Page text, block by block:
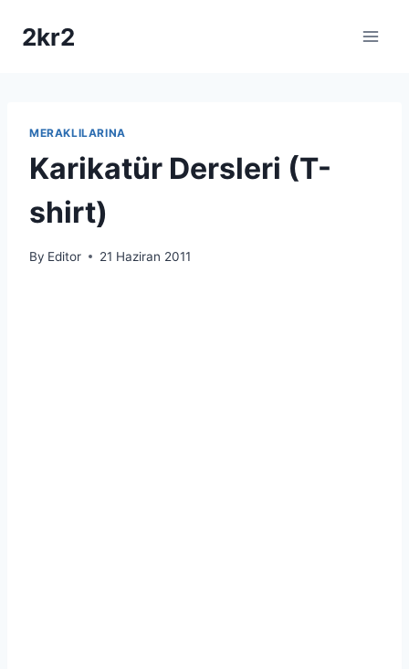
2kr2
MERAKLILARINA
Karikatür Dersleri (T-
shirt)
By Editor 21 Haziran 2011